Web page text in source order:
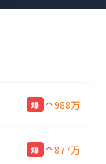
爆 988万
爆 877万